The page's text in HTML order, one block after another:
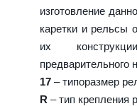
изготовление
каретки и рельсы
их
предварительного
17 – типоразмер
R – тип крепления